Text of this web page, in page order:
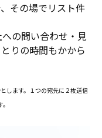
その場でリスト件
の問い合わせ・見
りの時間もかから
します。１つの宛先に２枚送信